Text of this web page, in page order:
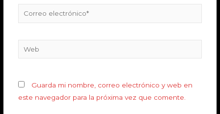
Guarda mi nombre, correo electrónico y web en
este navegador para la próxima vez que comente.